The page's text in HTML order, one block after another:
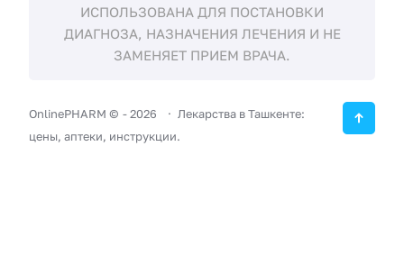
ИСПОЛЬЗОВАНА ДЛЯ ПОСТАНОВКИ
ДИАГНОЗА, НАЗНАЧЕНИЯ ЛЕЧЕНИЯ И НЕ
ЗАМЕНЯЕТ ПРИЕМ ВРАЧА.
OnlinePHARM © -2026
Лекарства в Ташкенте:
цены, аптеки, инструкции.